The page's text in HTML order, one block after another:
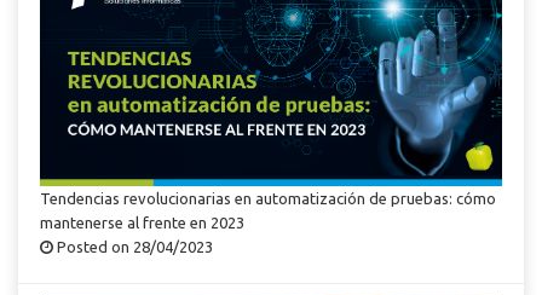
Tendencias revolucionarias en automatización de pruebas: cómo
mantenerse al frente en 2023
Posted on 28/04/2023